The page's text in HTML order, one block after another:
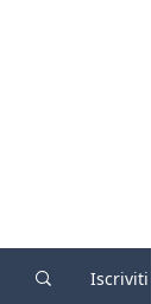
Iscriviti